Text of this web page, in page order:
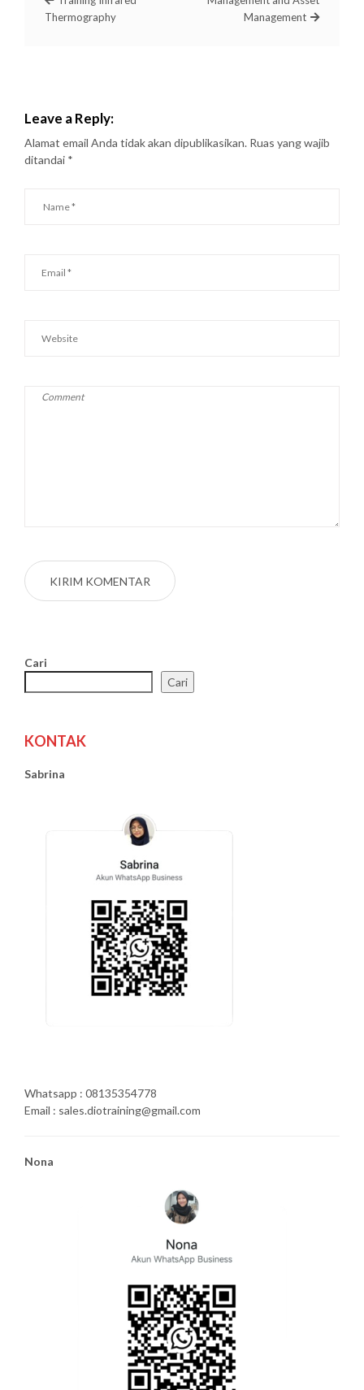
Thermography
Management
Leave a Reply:
Alamat email Anda tidak akan dipublikasikan. Ruas yang wajib
ditandai *
Cari
Cari
KONTAK
Sabrina
Whatsapp : 08135354778
Email : sales.diotraining@gmail.com
Nona